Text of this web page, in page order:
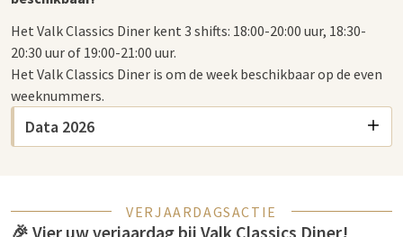
Het Valk Classics Diner kent 3 shifts: 18:00-20:00 uur, 18:30-
20:30 uur of 19:00-21:00 uur.
Het Valk Classics Diner is om de week beschikbaar op de even
weeknummers.
Data 2026
VERJAARDAGSACTIE
🎉 Vier uw verjaardag bij Valk Classics Diner!